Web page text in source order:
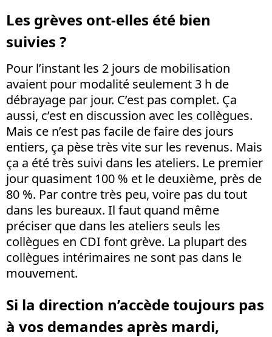
Les grèves ont-elles été bien
suivies ?
Pour l’instant les 2 jours de mobilisation
avaient pour modalité seulement 3 h de
débrayage par jour. C’est pas complet. Ça
aussi, c’est en discussion avec les collègues.
Mais ce n’est pas facile de faire des jours
entiers, ça pèse très vite sur les revenus. Mais
ça a été très suivi dans les ateliers. Le premier
jour quasiment 100 % et le deuxième, près de
80 %. Par contre très peu, voire pas du tout
dans les bureaux. Il faut quand même
préciser que dans les ateliers seuls les
collègues en CDI font grève. La plupart des
collègues intérimaires ne sont pas dans le
mouvement.
Si la direction n’accède toujours pas
à vos demandes après mardi,